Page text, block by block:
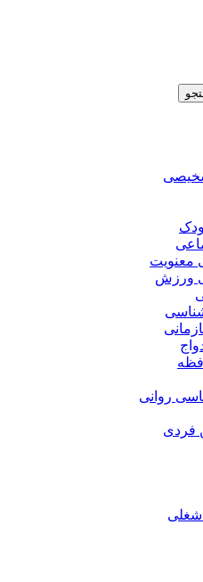
معنویت
ورزش
روانی
فردی
شغلی